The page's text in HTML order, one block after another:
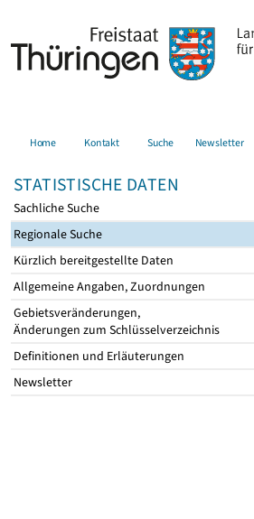
Home Kontakt Suche Newsletter
STATISTISCHE DATEN
Sachliche Suche
Regionale Suche
Kürzlich bereitgestellte Daten
Allgemeine Angaben, Zuordnungen
Gebietsveränderungen,
Änderungen zum Schlüsselverzeichnis
Definitionen und Erläuterungen
Newsletter